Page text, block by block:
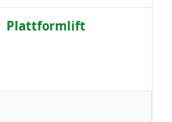
Plattformlift